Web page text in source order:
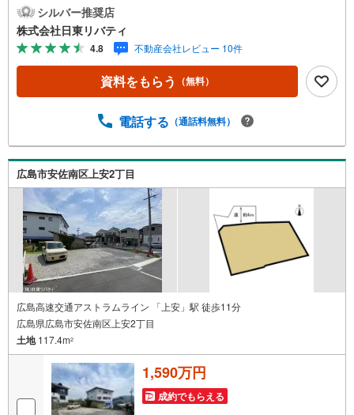
ネット広告に載っていない物件もご紹介できます。広島市
内はもちろん廿日市から呉・東広島まで6000物件の豊富な
情報量!!「実際に自分自身が住む家を見て納得して買いた
い」広告では分かり難い物件の長所や短所を現地でご確認
できます。お気軽にお問い合わせ下さい。TV電話やLINE等
でオンライン案内も可能です。お気軽にお申し付け下さ
業以来多くのお客様に信頼と信用を頂き、広島県下でも有
人、心と心」これからもこの精神を大切に、お客様へのサ
ポートをさせて頂きます。株式会社日東リバティ〒732-081
8広島市南区段原日出2丁目2-22-2F
シルバー推奨店
株式会社日東リバティ
4.8 不動産会社レビュー 10件
資料をもらう （無料）
電話する （通話料無料）
広島市安佐南区上安2丁目
広島高速交通アストラムライン 「上安」駅 徒歩11分
広島県広島市安佐南区上安2丁目
土地117.4m2
1,590万円
成約でもらえる